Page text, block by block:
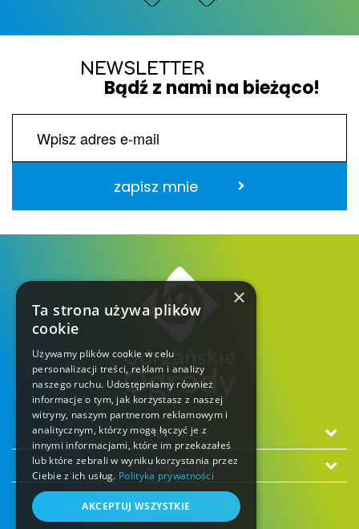
NEWSLETTER
Bądź z nami na bieżąco!
zapisz mnie
Na skróty
Znajdź nas
×
Ta strona używa plików
cookie
Używamy plików cookie w celu
personalizacji treści, reklam i analizy
naszego ruchu. Udostępniamy również
informacje o tym, jak korzystasz z naszej
witryny, naszym partnerom reklamowym i
analitycznym, którzy mogą łączyć je z
innymi informacjami, które im przekazałeś
lub które zebrali w wyniku korzystania przez
Ciebie z ich usług. Polityka prywatności
AKCEPTUJ WSZYSTKIE